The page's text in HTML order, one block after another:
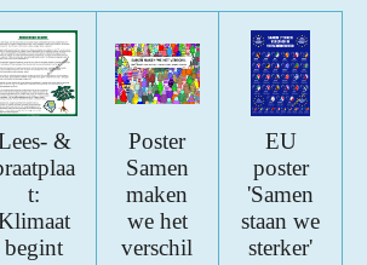
&
t:
begint
Poster
Samen
maken
we het
verschil
EU
poster
'Samen
staan we
sterker'